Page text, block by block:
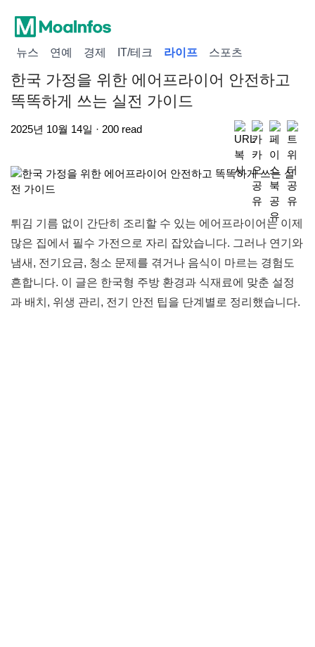
뉴스 연예 경제 IT/테크 라이프 스포츠
한국 가정을 위한 에어프라이어 안전하고
똑똑하게 쓰는 실전 가이드
2025년 10월 14일 · 200 read
튀김 기름 없이 간단히 조리할 수 있는 에어프라이어는 이제
많은 집에서 필수 가전으로 자리 잡았습니다. 그러나 연기와
냄새, 전기요금, 청소 문제를 겪거나 음식이 마르는 경험도
흔합니다. 이 글은 한국형 주방 환경과 식재료에 맞춘 설정
과 배치, 위생 관리, 전기 안전 팁을 단계별로 정리했습니다.